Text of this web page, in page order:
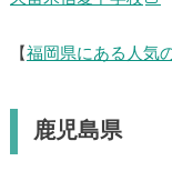
【 福岡県にある人気
鹿児島県